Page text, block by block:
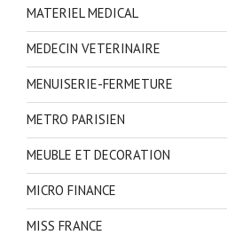
MATERIEL MEDICAL
MEDECIN VETERINAIRE
MENUISERIE-FERMETURE
METRO PARISIEN
MEUBLE ET DECORATION
MICRO FINANCE
MISS FRANCE